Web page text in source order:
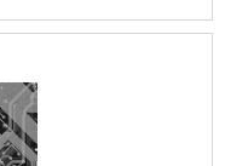
sem fio.